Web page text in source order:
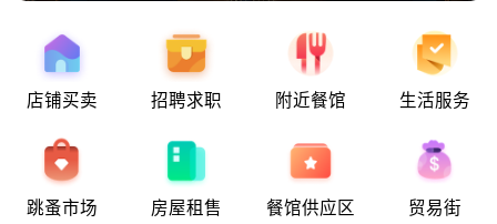
店铺买卖 招聘求职 附近餐馆 生活服务
跳蚤市场 房屋租售 餐馆供应区 贸易街